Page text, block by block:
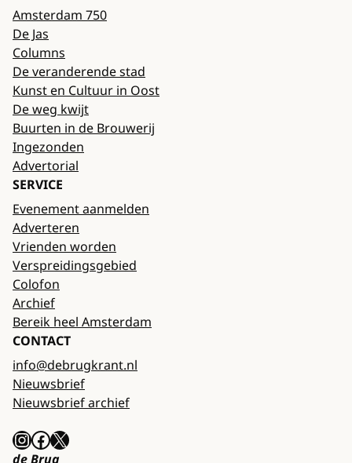
Amsterdam 750
De Jas
Columns
De veranderende stad
Kunst en Cultuur in Oost
De weg kwijt
Buurten in de Brouwerij
Ingezonden
Advertorial
SERVICE
Evenement aanmelden
Adverteren
Vrienden worden
Verspreidingsgebied
Colofon
Archief
Bereik heel Amsterdam
CONTACT
info@debrugkrant.nl
Nieuwsbrief
Nieuwsbrief archief
InstagramFacebook X
de Brug